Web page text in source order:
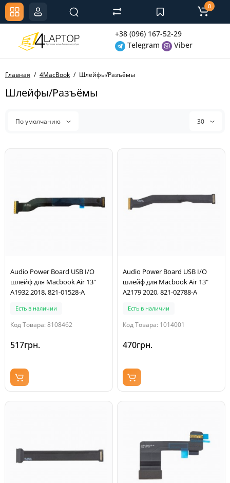
+38 (096) 167-52-29
Telegram
Viber
0
Главная 4MacBook Шлейфы/Разъёмы
Шлейфы/Разъёмы
По умолчанию 30
Audio Power Board USB I/O
шлейф для Macbook Air 13"
A1932 2018, 821-01528-A
Есть в наличии
Код Товара: 8108462
517грн.
Audio Power Board USB I/O
шлейф для Macbook Air 13"
A2179 2020, 821-02788-A
Есть в наличии
Код Товара: 1014001
470грн.